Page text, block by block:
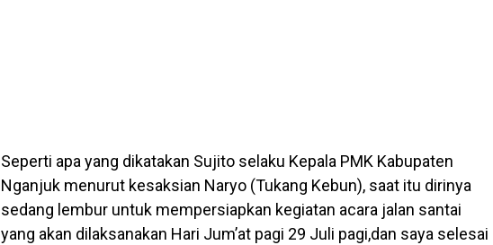
Seperti apa yang dikatakan Sujito selaku Kepala PMK Kabupaten
Nganjuk menurut kesaksian Naryo (Tukang Kebun), saat itu dirinya
sedang lembur untuk mempersiapkan kegiatan acara jalan santai
yang akan dilaksanakan Hari Jum’at pagi 29 Juli pagi,dan saya selesai